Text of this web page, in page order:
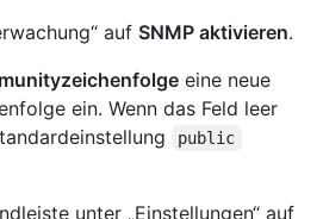
auf SNMP aktivieren.
eine neue
ein. Wenn das Feld leer
public
unter „Einstellungen“ auf